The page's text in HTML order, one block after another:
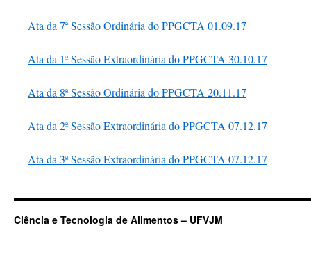
Ata da 7ª Sessão Ordinária do PPGCTA 01.09.17
Ata da 1ª Sessão Extraordinária do PPGCTA 30.10.17
Ata da 8ª Sessão Ordinária do PPGCTA 20.11.17
Ata da 2ª Sessão Extraordinária do PPGCTA 07.12.17
Ata da 3ª Sessão Extraordinária do PPGCTA 07.12.17
Ciência e Tecnologia de Alimentos – UFVJM